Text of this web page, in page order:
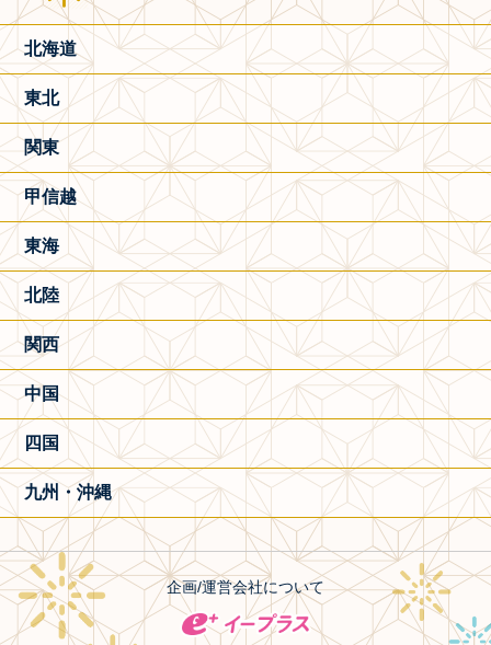
北海道
東北
関東
甲信越
東海
北陸
関西
中国
四国
九州・沖縄
企画/運営会社について